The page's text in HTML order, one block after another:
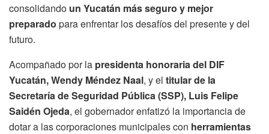
consolidando un Yucatán más seguro y mejor
preparado para enfrentar los desafíos del presente y del
futuro.
Acompañado por la presidenta honoraria del DIF
Yucatán, Wendy Méndez Naal, y el titular de la
Secretaría de Seguridad Pública (SSP), Luis Felipe
Saidén Ojeda, el gobernador enfatizó la importancia de
dotar a las corporaciones municipales con herramientas